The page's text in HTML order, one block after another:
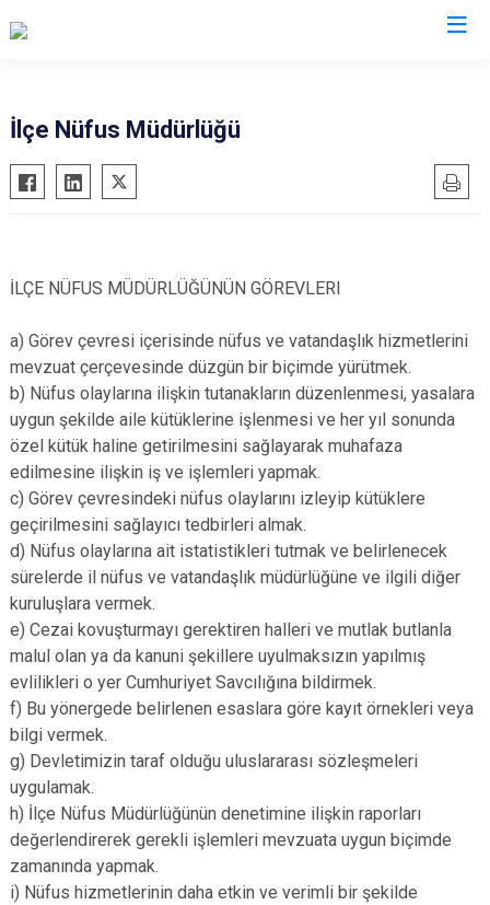
Aliağa
Balçova
Bergama
Bornova
Buca
Çeşme
Çiğli
Dikili
Karaburun
Kemalpaşa
Kınık
Kiraz
Konak
Menderes
Tire
Torbalı
Urla
Bayraklı
İlçe Nüfus Müdürlüğü
İLÇE NÜFUS MÜDÜRLÜĞÜNÜN GÖREVLERI
a) Görev çevresi içerisinde nüfus ve vatandaşlık hizmetlerini
mevzuat çerçevesinde düzgün bir biçimde yürütmek.
b) Nüfus olaylarına ilişkin tutanakların düzenlenmesi, yasalara
uygun şekilde aile kütüklerine işlenmesi ve her yıl sonunda
özel kütük haline getirilmesini sağlayarak muhafaza
edilmesine ilişkin iş ve işlemleri yapmak.
c) Görev çevresindeki nüfus olaylarını izleyip kütüklere
geçirilmesini sağlayıcı tedbirleri almak.
d) Nüfus olaylarına ait istatistikleri tutmak ve belirlenecek
sürelerde il nüfus ve vatandaşlık müdürlüğüne ve ilgili diğer
kuruluşlara vermek.
e) Cezai kovuşturmayı gerektiren halleri ve mutlak butlanla
malul olan ya da kanuni şekillere uyulmaksızın yapılmış
evlilikleri o yer Cumhuriyet Savcılığına bildirmek.
f) Bu yönergede belirlenen esaslara göre kayıt örnekleri veya
bilgi vermek.
g) Devletimizin taraf olduğu uluslararası sözleşmeleri
uygulamak.
h) İlçe Nüfus Müdürlüğünün denetimine ilişkin raporları
değerlendirerek gerekli işlemleri mevzuata uygun biçimde
zamanında yapmak.
i) Nüfus hizmetlerinin daha etkin ve verimli bir şekilde